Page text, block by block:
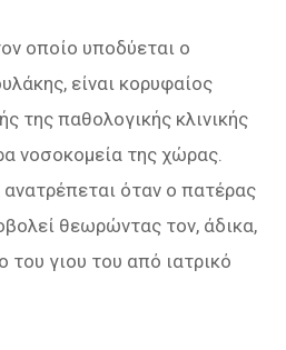
οποίο υποδύεται ο
είναι κορυφαίος
της παθολογικής κλινικής
νοσοκομεία της χώρας.
όταν ο πατέρας
θεωρώντας τον, άδικα,
του γιου του από ιατρικό